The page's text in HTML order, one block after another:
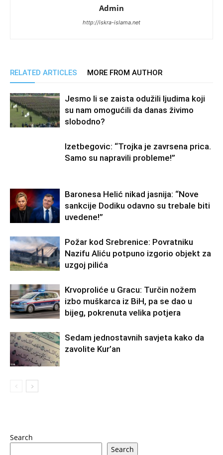
Admin
http://iskra-islama.net
RELATED ARTICLES MORE FROM AUTHOR
Jesmo li se zaista odužili ljudima koji
su nam omogućili da danas živimo
slobodno?
Izetbegovic: “Trojka je zavrsena prica.
Samo su napravili probleme!”
Baronesa Helić nikad jasnija: “Nove
sankcije Dodiku odavno su trebale biti
uvedene!”
Požar kod Srebrenice: Povratniku
Nazifu Aliću potpuno izgorio objekt za
uzgoj pilića
Krvoproliće u Gracu: Turčin nožem
izbo muškarca iz BiH, pa se dao u
bijeg, pokrenuta velika potjera
Sedam jednostavnih savjeta kako da
zavolite Kur’an
Search
Search